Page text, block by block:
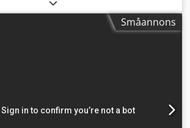
utan förbindelse. Med reservation för
misstag. Vid frågor eller om du behöver
skriv gärna ett meddelande eller ring oss.
komplett med server och CAD-
Dodpszkbadsfx Al RokrSmåannons